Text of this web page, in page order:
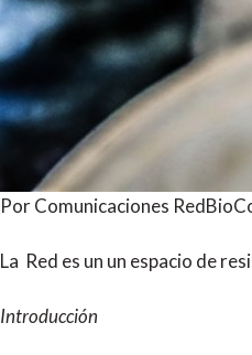
Por Comunicaciones
La Red es un un espacio de
Introducción